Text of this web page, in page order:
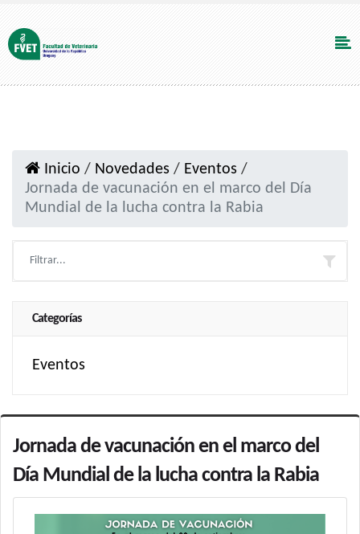
Inicio / Novedades / Eventos /
Jornada de vacunación en el marco del Día
Mundial de la lucha contra la Rabia
Categorías
Eventos
Jornada de vacunación en el marco del
Día Mundial de la lucha contra la Rabia